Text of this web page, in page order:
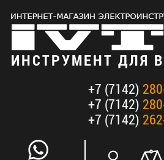
ИНСТРУМЕНТ ДЛЯ
+7 (7142)
+7 (7142)
+7 (7142)